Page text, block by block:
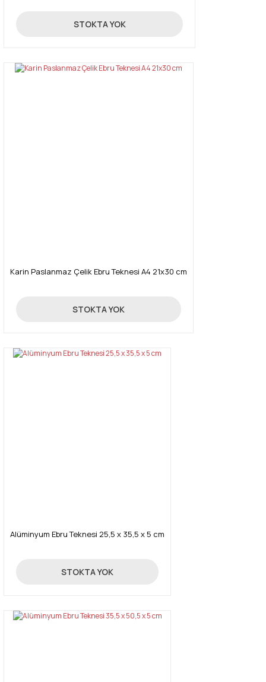
1.300,00 TL
STOKTA YOK
Karin Paslanmaz Çelik Ebru Teknesi A4 21x30 cm
850,00 TL
STOKTA YOK
Alüminyum Ebru Teknesi 25,5 x 35,5 x 5 cm
250,00 TL
STOKTA YOK